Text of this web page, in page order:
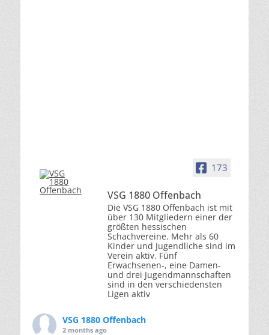
173
VSG 1880 Offenbach
Die VSG 1880 Offenbach ist mit
über 130 Mitgliedern einer der
größten hessischen
Schachvereine. Mehr als 60
Kinder und Jugendliche sind im
Verein aktiv. Fünf
Erwachsenen-, eine Damen-
und drei Jugendmannschaften
sind in den verschiedensten
Ligen aktiv
VSG 1880 Offenbach
2 months ago